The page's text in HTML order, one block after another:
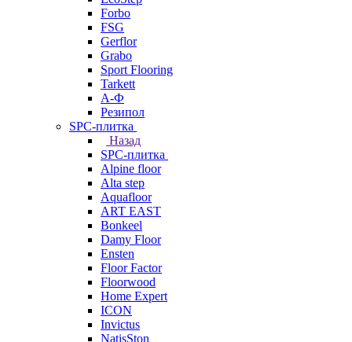
Forbo
FSG
Gerflor
Grabo
Sport Flooring
Tarkett
А-Ф
Резипол
SPC-плитка
Назад
SPC-плитка
Alpine floor
Alta step
Aquafloor
ART EAST
Bonkeel
Damy Floor
Ensten
Floor Factor
Floorwood
Home Expert
ICON
Invictus
NatisSton